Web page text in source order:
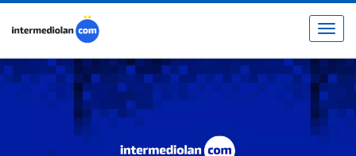
Toggle